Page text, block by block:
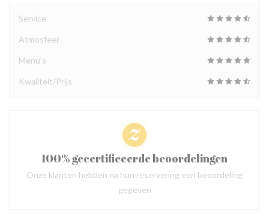
Service
Atmosfeer
Menu's
Kwaliteit/Prijs
100% gecertificeerde beoordelingen
Onze klanten hebben na hun reservering een beoordeling
gegeven